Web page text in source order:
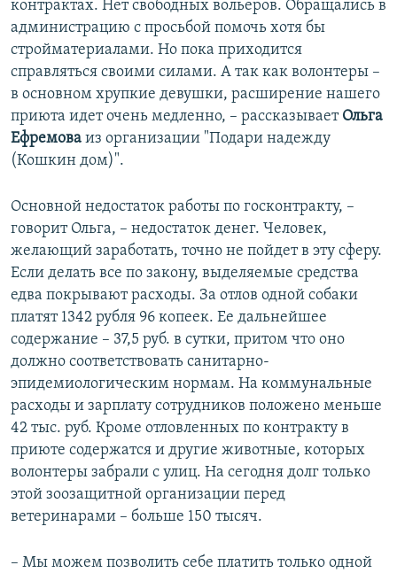
контрактах. Нет свободных вольеров. Обращались в
администрацию с просьбой помочь хотя бы
стройматериалами. Но пока приходится
справляться своими силами. А так как волонтеры –
в основном хрупкие девушки, расширение нашего
приюта идет очень медленно, – рассказывает Ольга
Ефремова из организации "Подари надежду
(Кошкин дом)".
Основной недостаток работы по госконтракту, –
говорит Ольга, – недостаток денег. Человек,
желающий заработать, точно не пойдет в эту сферу.
Если делать все по закону, выделяемые средства
едва покрывают расходы. За отлов одной собаки
платят 1342 рубля 96 копеек. Ее дальнейшее
содержание – 37,5 руб. в сутки, притом что оно
должно соответствовать санитарно-
эпидемиологическим нормам. На коммунальные
расходы и зарплату сотрудников положено меньше
42 тыс. руб. Кроме отловленных по контракту в
приюте содержатся и другие животные, которых
волонтеры забрали с улиц. На сегодня долг только
этой зоозащитной организации перед
ветеринарами – больше 150 тысяч.
– Мы можем позволить себе платить только одной